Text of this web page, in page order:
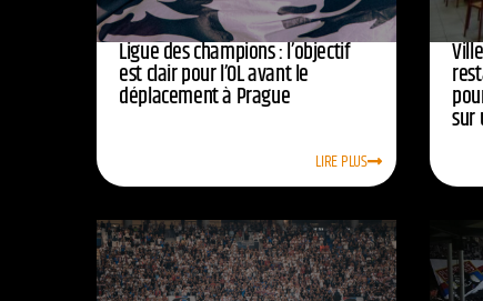
Ligue des champions : l’objectif
est clair pour l’OL avant le
déplacement à Prague
LIRE PLUS
sur